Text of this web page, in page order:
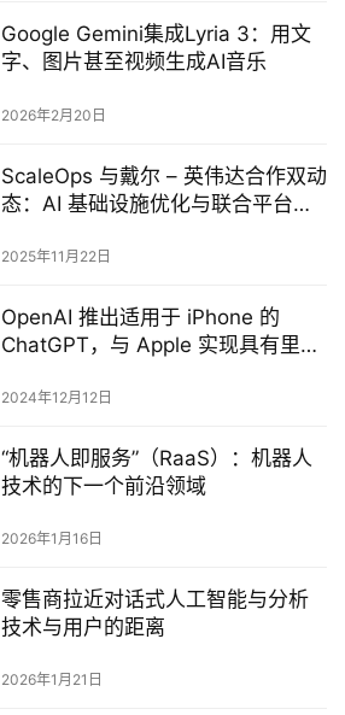
Google Gemini集成Lyria 3：用文
字、图片甚至视频生成AI音乐
2026年2月20日
ScaleOps 与戴尔 – 英伟达合作双动
态：AI 基础设施优化与联合平台升
2025年11月22日
OpenAI 推出适用于 iPhone 的
ChatGPT，与 Apple 实现具有里程
2024年12月12日
“机器人即服务”（RaaS）：机器人
技术的下一个前沿领域
2026年1月16日
零售商拉近对话式人工智能与分析
技术与用户的距离
2026年1月21日